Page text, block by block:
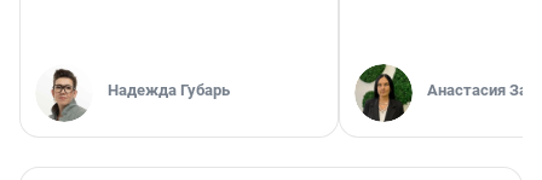
Надежда Губарь Анастасия